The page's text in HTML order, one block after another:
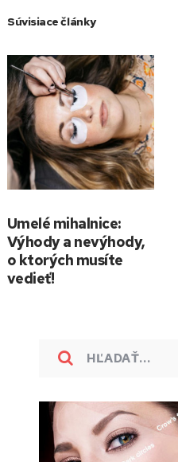
Súvisiace články
Umelé mihalnice:
Výhody a nevýhody,
o ktorých musíte
vedieť!